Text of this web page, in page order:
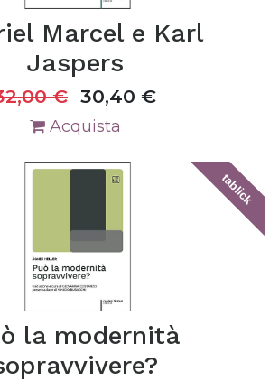
Marcel e Karl
Jaspers
€ 30,40 €
Acquista
tablick
la modernità